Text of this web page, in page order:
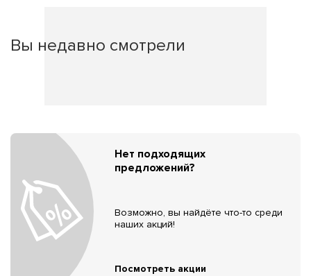
Вы недавно смотрели
Нет подходящих
предложений?
Возможно, вы найдёте что-то среди
наших акций!
Посмотреть акции